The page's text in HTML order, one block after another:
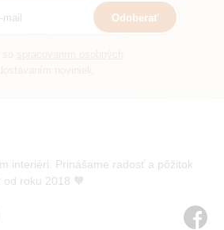
Odoberať
interiéri. Prinášame radosť a pôžitok
od roku 2018 🧡